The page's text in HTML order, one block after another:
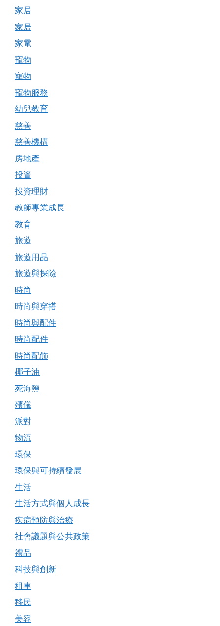
家居
家居
家電
寵物
寵物
寵物服務
幼兒教育
慈善
慈善機構
房地產
投資
投資理財
教師專業成長
教育
旅遊
旅遊用品
旅遊與探險
時尚
時尚與穿搭
時尚與配件
時尚配件
時尚配飾
椰子油
死海鹽
殯儀
派對
物流
環保
環保與可持續發展
生活
生活方式與個人成長
疾病預防與治療
社會議題與公共政策
禮品
科技與創新
租車
移民
美容